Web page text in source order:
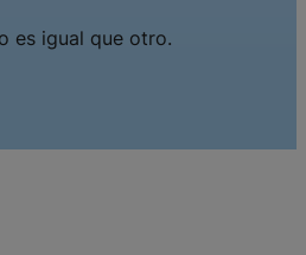
es igual que otro.